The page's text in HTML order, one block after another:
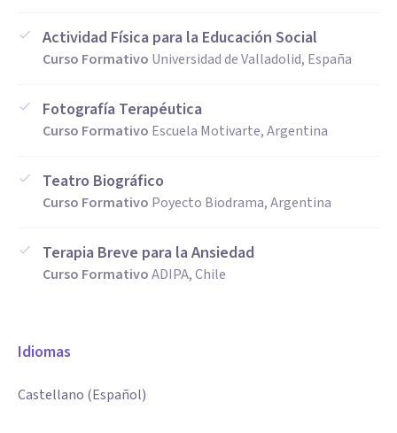
Actividad Física para la Educación Social
Curso Formativo Universidad de Valladolid, España
Fotografía Terapéutica
Curso Formativo Escuela Motivarte, Argentina
Teatro Biográfico
Curso Formativo Poyecto Biodrama, Argentina
Terapia Breve para la Ansiedad
Curso FormativoADIPA, Chile
Idiomas
Castellano (Español)